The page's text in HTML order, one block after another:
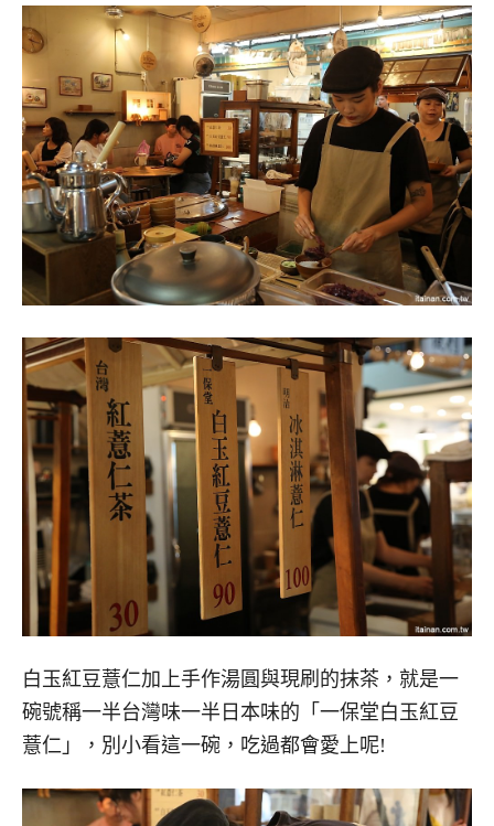
白玉紅豆薏仁加上手作湯圓與現刷的抹茶，就是一
碗號稱一半台灣味一半日本味的「一保堂白玉紅豆
薏仁」，別小看這一碗，吃過都會愛上呢!